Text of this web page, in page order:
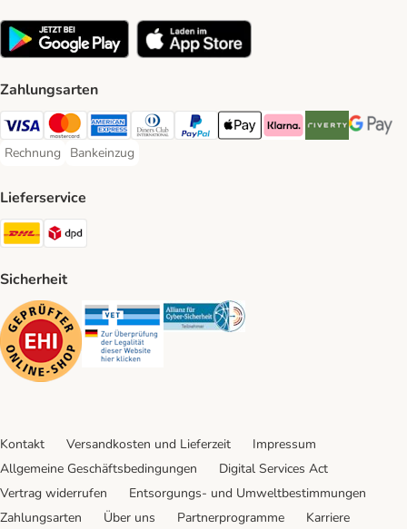
Zahlungsarten
Visa Payment Method
Mastercard Payment Method
American Express Payment Method
Diners Club Payment Method
PayPal Payment Method
Apple Pay Payment Method
Klarna Payment Method
Riverty Payment
Google
Rechnung
Rechnung Payment Method
Bankeinzug
Bankeinzug Payment Method
Lieferservice
DHL Shipping Method
Sicherheit
Security Security Security
Kontakt Versandkosten und Lieferzeit
Impressum
Allgemeine Geschäftsbedingungen
Digital Services Act
Vertrag widerrufen
Entsorgungs- und Umweltbestimmungen
Zahlungsarten
Über uns Partnerprogramme Karriere